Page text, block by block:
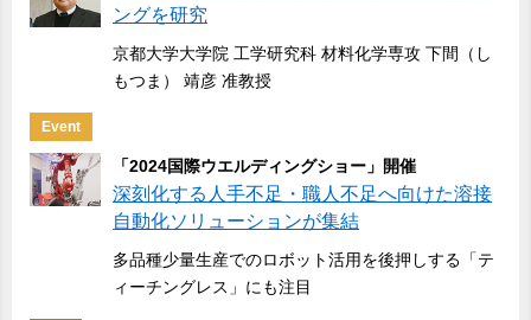
ングを研究
京都大学大学院 工学研究科 材料化学専攻 下間（し
もつま） 靖彦 准教授
Event
「2024国際ウエルディングショー」開催
深刻化する人手不足・職人不足へ向けた溶接
自動化ソリューションが集結
多品種少量生産でのロボット活用を後押しする「テ
ィーチングレス」にも注目